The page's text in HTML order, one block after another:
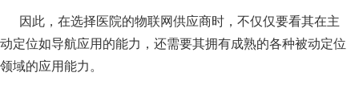
因此，在选择医院的物联网供应商时，不仅仅要看其在主
动定位如导航应用的能力，还需要其拥有成熟的各种被动定位
领域的应用能力。